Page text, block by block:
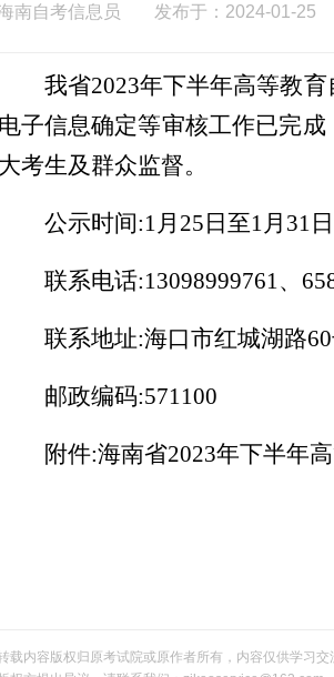
南自考信息员 发布于：2024-01-25
我省2023年下半年高等教
电子信息确定等审核工作已完
大考生及群众监督。
公示时间:1月25日至1月31日
联系电话:13098999761、
联系地址:海口市红城湖路
邮政编码:571100
附件:海南省2023年下半年
载内容版权归原考试院或原作者所有，内容仅供学习